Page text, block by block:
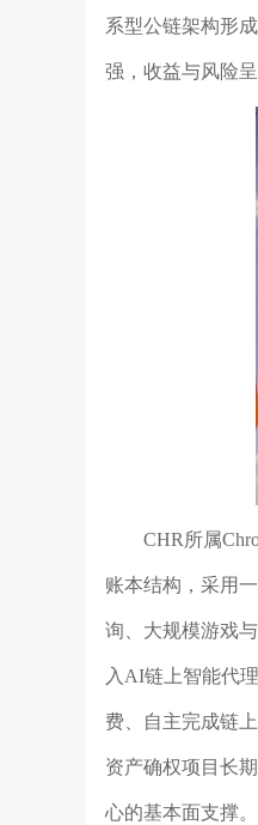
系型公链架构形
强，收益与风险
CHR所属
账本结构，采用
询、大规模游戏
入AI链上智能代
费、自主完成链
资产确权项目长
心的基本面支撑。